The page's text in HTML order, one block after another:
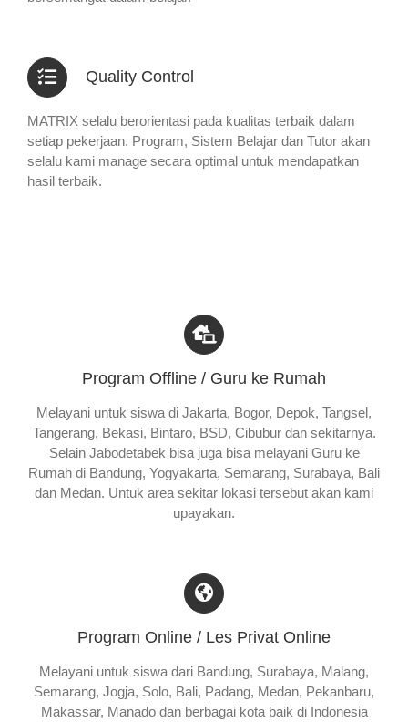
Quality Control
MATRIX selalu berorientasi pada kualitas terbaik dalam
setiap pekerjaan. Program, Sistem Belajar dan Tutor akan
selalu kami manage secara optimal untuk mendapatkan
hasil terbaik.
Program Offline / Guru ke Rumah
Melayani untuk siswa di Jakarta, Bogor, Depok, Tangsel,
Tangerang, Bekasi, Bintaro, BSD, Cibubur dan sekitarnya.
Selain Jabodetabek bisa juga bisa melayani Guru ke
Rumah di Bandung, Yogyakarta, Semarang, Surabaya, Bali
dan Medan. Untuk area sekitar lokasi tersebut akan kami
upayakan.
Program Online / Les Privat Online
Melayani untuk siswa dari Bandung, Surabaya, Malang,
Semarang, Jogja, Solo, Bali, Padang, Medan, Pekanbaru,
Makassar, Manado dan berbagai kota baik di Indonesia